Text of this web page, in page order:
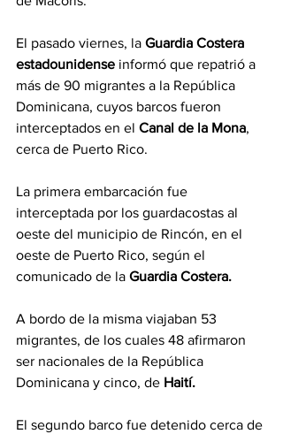
El pasado viernes, la Guardia Costera
estadounidense informó que repatrió a
más de 90 migrantes a la República
Dominicana, cuyos barcos fueron
interceptados en el Canal de la Mona,
cerca de Puerto Rico.
La primera embarcación fue
interceptada por los guardacostas al
oeste del municipio de Rincón, en el
oeste de Puerto Rico, según el
comunicado de la Guardia Costera.
A bordo de la misma viajaban 53
migrantes, de los cuales 48 afirmaron
ser nacionales de la República
Dominicana y cinco, de Haití.
El segundo barco fue detenido cerca de